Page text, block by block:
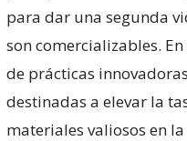
para dar una segunda
son comercializables.
de prácticas
destinadas a elevar la
materiales valiosos en